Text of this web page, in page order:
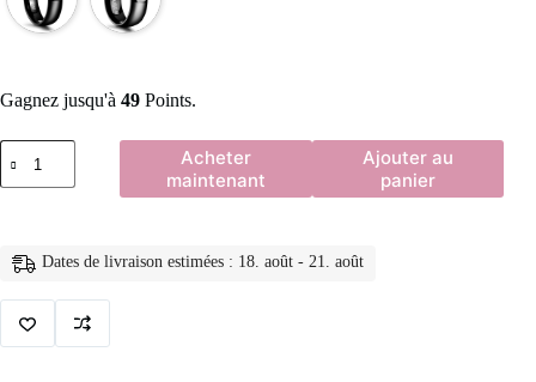
Gagnez jusqu'à 49 Points.
quantité
de
TIGRADE
poli
Simple
fiançailles
Acheter
maintenant
Ajouter au
panier
Dates de livraison estimées : 18. août - 21. août